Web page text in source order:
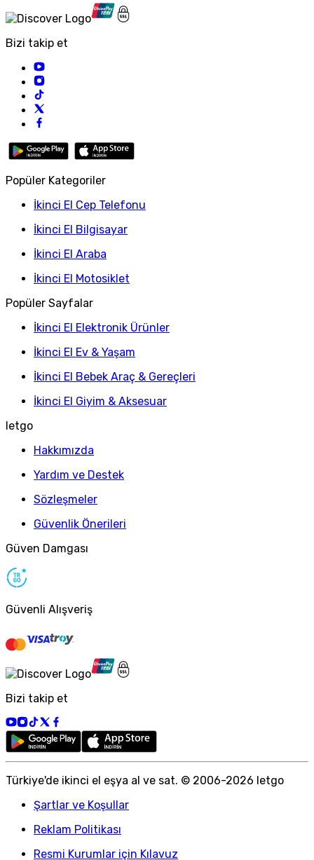
Bizi takip et
Popüler Kategoriler
İkinci El Cep Telefonu
İkinci El Bilgisayar
İkinci El Araba
İkinci El Motosiklet
Popüler Sayfalar
İkinci El Elektronik Ürünler
İkinci El Ev & Yaşam
İkinci El Bebek Araç & Gereçleri
İkinci El Giyim & Aksesuar
letgo
Hakkımızda
Yardım ve Destek
Sözleşmeler
Güvenlik Önerileri
Güven Damgası
Güvenli Alışveriş
Bizi takip et
Türkiye'de ikinci el eşya al ve sat. © 2006-2026 letgo
Şartlar ve Koşullar
Reklam Politikası
Resmi Kurumlar için Kılavuz